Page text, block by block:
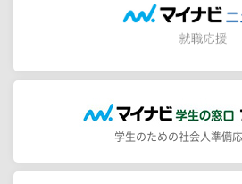
学生のための社会人準備